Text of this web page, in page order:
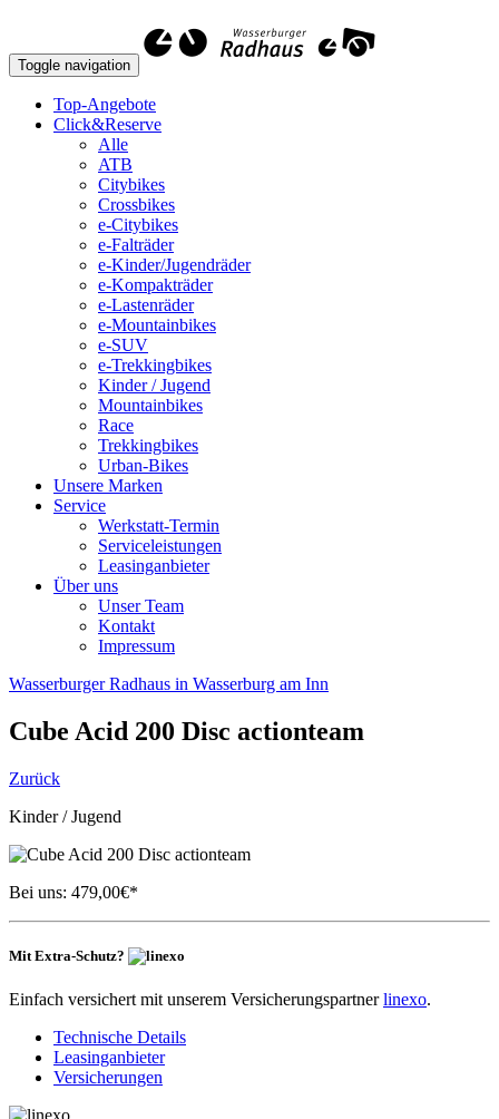
Toggle navigation
Top-Angebote
Click&Reserve
Alle
ATB
Citybikes
Crossbikes
e-Citybikes
e-Falträder
e-Kinder/Jugendräder
e-Kompakträder
e-Lastenräder
e-Mountainbikes
e-SUV
e-Trekkingbikes
Kinder / Jugend
Mountainbikes
Race
Trekkingbikes
Urban-Bikes
Unsere Marken
Service
Werkstatt-Termin
Serviceleistungen
Leasinganbieter
Über uns
Unser Team
Kontakt
Impressum
Wasserburger Radhaus in Wasserburg am Inn
Cube Acid 200 Disc actionteam
Zurück
Kinder / Jugend
Bei uns: 479,00€*
Mit Extra-Schutz?
Einfach versichert mit unserem Versicherungspartnerlinexo.
Technische Details
Leasinganbieter
Versicherungen